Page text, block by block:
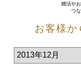
婚活や
つ
お客様